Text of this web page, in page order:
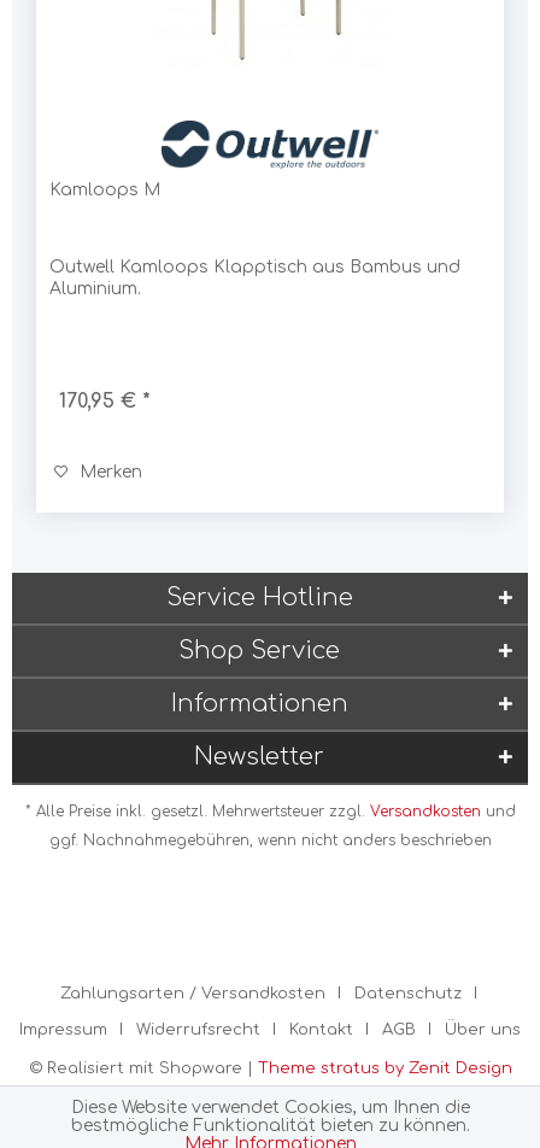
Kamloops M
Outwell Kamloops Klapptisch aus Bambus und
Aluminium.
170,95 € *
Merken
Service Hotline
Shop Service
Informationen
Newsletter
* Alle Preise inkl. gesetzl. Mehrwertsteuer zzgl. Versandkosten und
ggf. Nachnahmegebühren, wenn nicht anders beschrieben
Zahlungsarten / Versandkosten Datenschutz
Impressum Widerrufsrecht Kontakt AGB Über uns
© Realisiert mit Shopware | Theme stratus by Zenit Design
Diese Website verwendet Cookies, um Ihnen die
bestmögliche Funktionalität bieten zu können.
Mehr Informationen